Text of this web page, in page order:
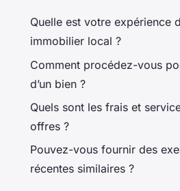
Quelle est votre expérience
immobilier local ?
Comment procédez-vous
d’un bien ?
Quels sont les frais et
offres ?
Pouvez-vous fournir des
récentes similaires ?